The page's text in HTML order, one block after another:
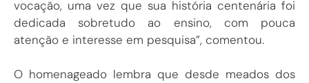
vocação, uma vez que sua história centenária foi
dedicada sobretudo ao ensino, com pouca
atenção e interesse em pesquisa”, comentou.
O homenageado lembra que desde meados dos